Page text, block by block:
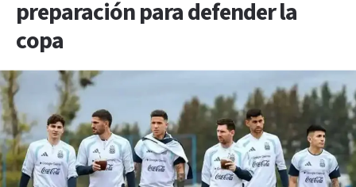
preparación para defender la
copa